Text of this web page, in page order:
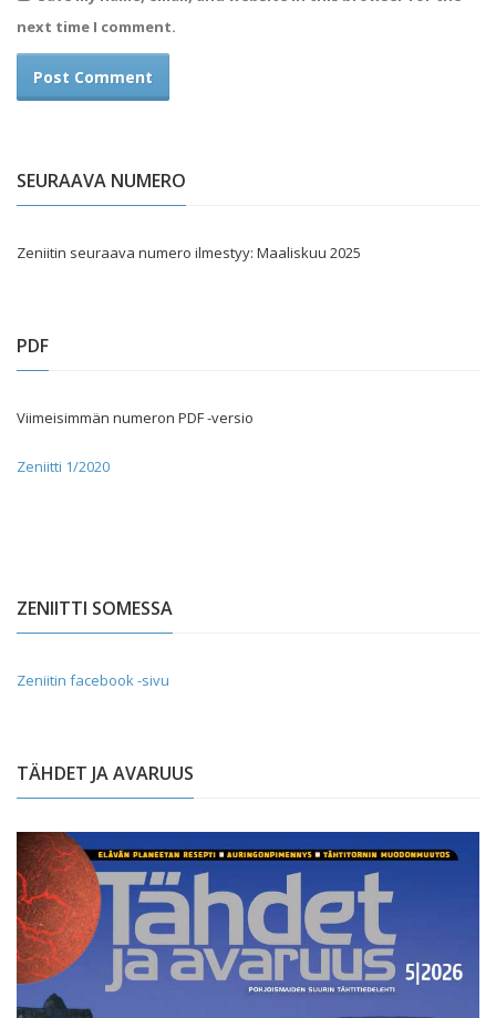
next time I comment.
SEURAAVA NUMERO
Zeniitin seuraava numero ilmestyy: Maaliskuu 2025
PDF
Viimeisimmän numeron PDF -versio
Zeniitti 1/2020
ZENIITTI SOMESSA
Zeniitin facebook -sivu
TÄHDET JA AVARUUS